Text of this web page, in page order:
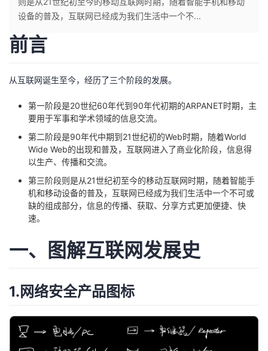
主
页
的
开
发
者
我
的
博
客
我
的
论
坛
我
的
圈
我
的
我
动
关
的
我
设备的普及，互联网已经成为我们生活中一个不...
前言
从互联网诞生至今，经历了三个阶段的发展。
第一阶段是20世纪60年代到90年代初期的ARPANET时期，主
要用于军事和学术领域的信息交流。
第二阶段是90年代中期到21世纪初的Web时期，随着World
Wide Web的出现和普及，互联网进入了商业化阶段，信息得
以生产、传播和交流。
第三阶段则是从21世纪初至今的移动互联网时期，随着智能手
机和移动设备的普及，互联网已经成为我们生活中一个不可或
缺的组成部分，信息的传播、获取、分享方式更加便捷、快
速。
一、图解互联网发展史
1.网络安全产品图标